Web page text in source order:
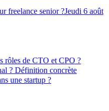
freelance senior ?Jeudi 6 août
rôles de CTO et CPO ?
? Définition concrète
une startup ?